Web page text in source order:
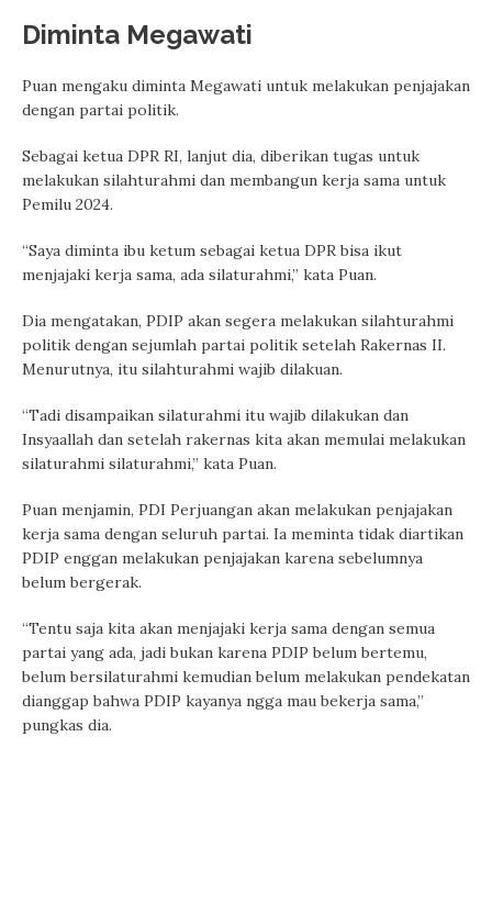
Diminta Megawati
Puan mengaku diminta Megawati untuk melakukan penjajakan
dengan partai politik.
Sebagai ketua DPR RI, lanjut dia, diberikan tugas untuk
melakukan silahturahmi dan membangun kerja sama untuk
Pemilu 2024.
“Saya diminta ibu ketum sebagai ketua DPR bisa ikut
menjajaki kerja sama, ada silaturahmi,” kata Puan.
Dia mengatakan, PDIP akan segera melakukan silahturahmi
politik dengan sejumlah partai politik setelah Rakernas II.
Menurutnya, itu silahturahmi wajib dilakuan.
“Tadi disampaikan silaturahmi itu wajib dilakukan dan
Insyaallah dan setelah rakernas kita akan memulai melakukan
silaturahmi silaturahmi,” kata Puan.
Puan menjamin, PDI Perjuangan akan melakukan penjajakan
kerja sama dengan seluruh partai. Ia meminta tidak diartikan
PDIP enggan melakukan penjajakan karena sebelumnya
belum bergerak.
“Tentu saja kita akan menjajaki kerja sama dengan semua
partai yang ada, jadi bukan karena PDIP belum bertemu,
belum bersilaturahmi kemudian belum melakukan pendekatan
dianggap bahwa PDIP kayanya ngga mau bekerja sama,”
pungkas dia.